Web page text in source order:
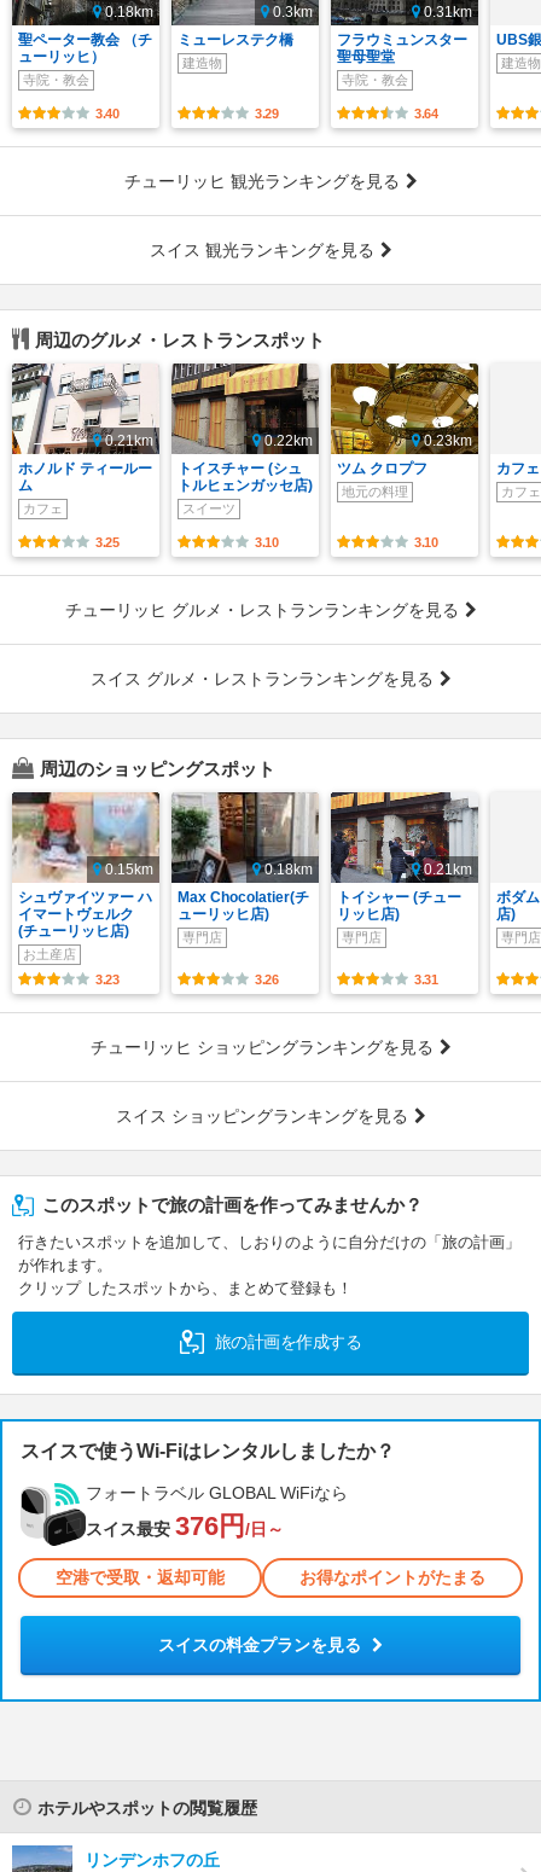
0.18km
聖ペーター教会 （チ
ューリッヒ）
寺院・教会
3.40
0.3km
ミューレステク橋
建造物
3.29
0.31km
フラウミュンスター
聖母聖堂
寺院・教会
3.64
UBS
建造物
チューリッヒ 観光ランキングを見る
スイス 観光ランキングを見る
周辺のグルメ・レストランスポット
0.21km
ホノルド ティールー
ム
カフェ
3.25
0.22km
トイスチャー (シュ
トルヒェンガッセ店)
スイーツ
3.10
0.23km
ツム クロプフ
地元の料理
3.10
カフ
カフェ
チューリッヒ グルメ・レストランランキングを見る
スイス グルメ・レストランランキングを見る
周辺のショッピングスポット
0.15km
シュヴァイツァー ハ
イマートヴェルク
(チューリッヒ店)
お土産店
3.23
0.18km
Max Chocolatier(チ
ューリッヒ店)
専門店
3.26
0.21km
トイシャー (チュー
リッヒ店)
専門店
3.31
ボダ
店)
専門店
チューリッヒ ショッピングランキングを見る
スイス ショッピングランキングを見る
このスポットで旅の計画を作ってみませんか？
行きたいスポットを追加して、しおりのように自分だけの「旅の計画」
が作れます。
クリップ したスポットから、まとめて登録も！
旅の計画を作成する
スイスで使うWi-Fiはレンタルしましたか？
フォートラベル GLOBAL WiFiなら
スイス最安 376円 /日～
空港で受取・返却可能 お得なポイントがたまる
スイスの料金プランを見る
ホテルやスポットの閲覧履歴
リンデンホフの丘